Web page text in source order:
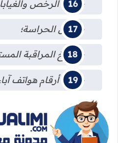
-لائحة الرخص
-جدول الحراسة؛
-تواريخ المراقبة
-لائحة أرقام هواتف